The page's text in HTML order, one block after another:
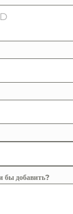
бы добавить?